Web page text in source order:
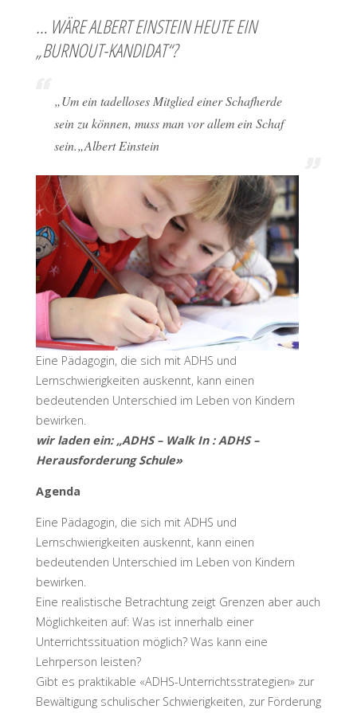
… WÄRE ALBERT EINSTEIN HEUTE EIN
„BURNOUT-KANDIDAT“?
„Um ein tadelloses Mitglied einer Schafherde
sein zu können, muss man vor allem ein Schaf
sein.„Albert Einstein
Eine Pädagogin, die sich mit ADHS und
Lernschwierigkeiten auskennt, kann einen
bedeutenden Unterschied im Leben von Kindern
bewirken.
wir laden ein: „ADHS – Walk In : ADHS –
Herausforderung Schule»
Agenda
Eine Pädagogin, die sich mit ADHS und
Lernschwierigkeiten auskennt, kann einen
bedeutenden Unterschied im Leben von Kindern
bewirken.
Eine realistische Betrachtung zeigt Grenzen aber auch
Möglichkeiten auf: Was ist innerhalb einer
Unterrichtssituation möglich? Was kann eine
Lehrperson leisten?
Gibt es praktikable «ADHS-Unterrichtsstrategien» zur
Bewältigung schulischer Schwierigkeiten, zur Förderung